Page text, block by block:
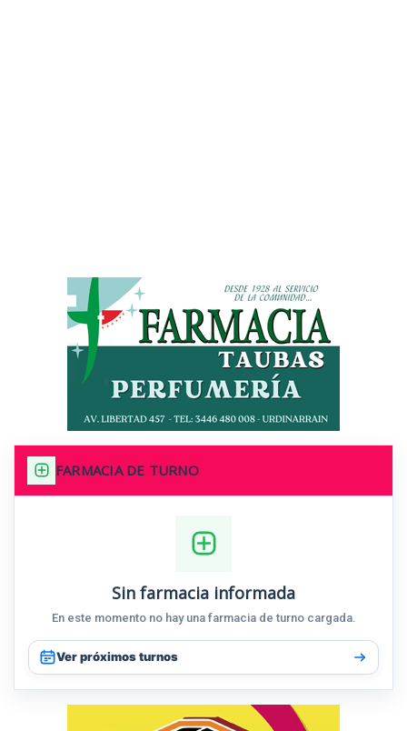
FARMACIA DE TURNO
Sin farmacia informada
En este momento no hay una farmacia de turno cargada.
Ver próximos turnos